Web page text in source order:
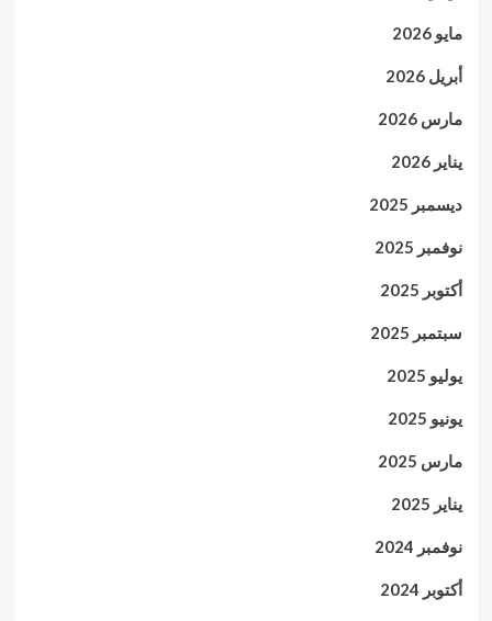
مايو 2026
أبريل 2026
مارس 2026
يناير 2026
ديسمبر 2025
نوفمبر 2025
أكتوبر 2025
سبتمبر 2025
يوليو 2025
يونيو 2025
مارس 2025
يناير 2025
نوفمبر 2024
أكتوبر 2024